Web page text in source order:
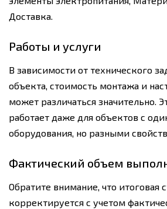
Доставка.
Работы и услуги
В зависимости от технического
объекта, стоимость монтажа и
может различаться значительно.
работает даже для объектов с
оборудования, но разными
Фактический объем
Обратите внимание, что итоговая
корректируется с учетом